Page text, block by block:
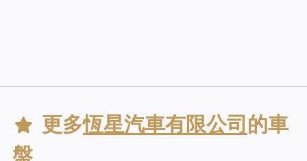
更多恆星汽車有限公司 的車